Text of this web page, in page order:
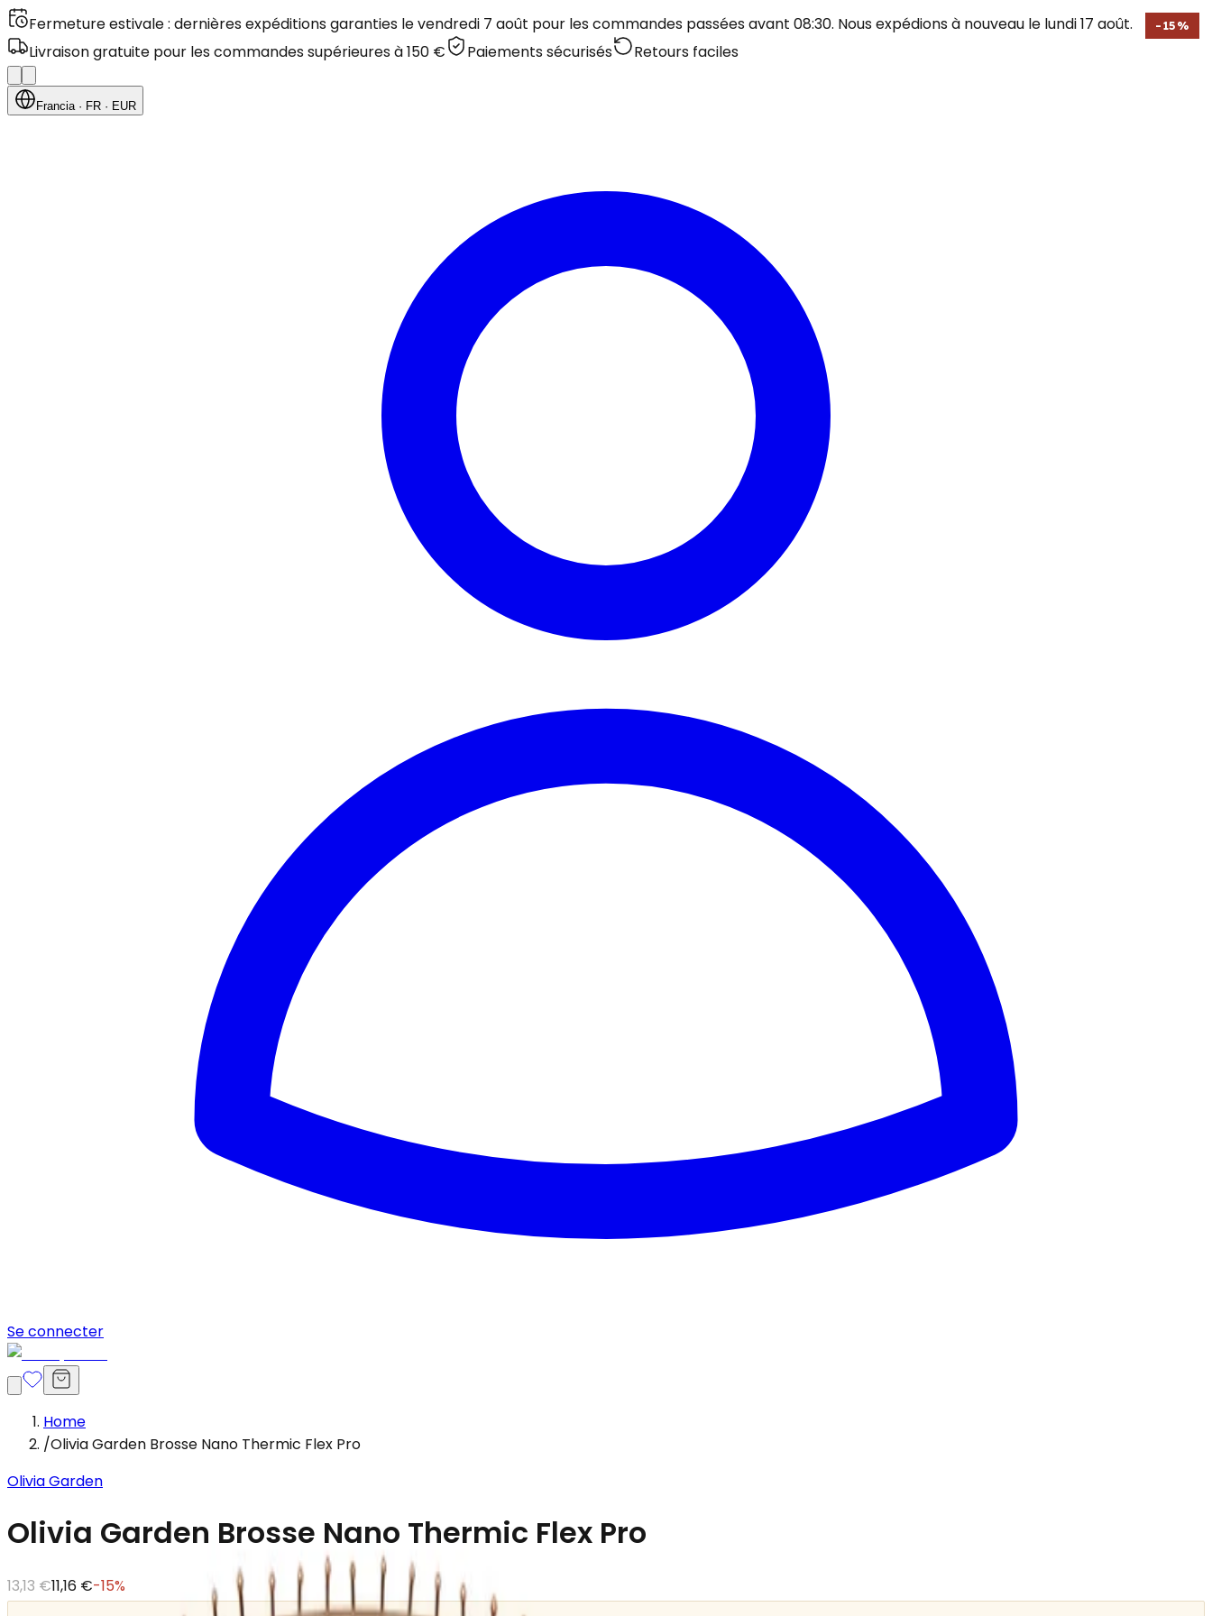
Fermeture estivale : dernières expéditions garanties le vendredi 7 août pour les commandes passées avant 08:30. Nous expédions à nouveau le lundi 17 août.
Livraison gratuite pour les commandes supérieures à 150 €
Paiements sécurisés Retours faciles
Francia· FR · EUR
Se connecter
Home
/Olivia Garden Brosse Nano Thermic Flex Pro
- 15 %
Olivia Garden
Olivia Garden Brosse Nano Thermic Flex Pro
13,13 €11,16 €-15%